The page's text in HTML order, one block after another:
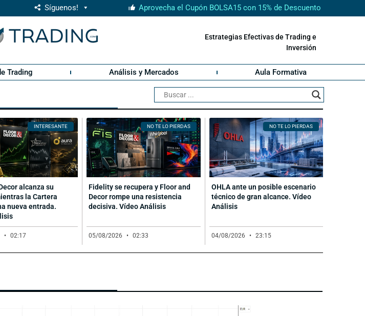
Síguenos! Aprovecha el Cupón BOLSA15 con 15% de Descuento
Estrategias Efectivas de Trading e
Inversión
Trading Análisis y Mercados Aula Formativa
INTERESANTE
alcanza su
la Cartera
nueva entrada.
02:17
NO TE LO PIERDAS
Fidelity se recupera y Floor and
Decor rompe una resistencia
decisiva. Vídeo Análisis
05/08/2026 02:33
NO TE LO PIERDAS
OHLA ante un posible escenario
técnico de gran alcance. Vídeo
Análisis
04/08/2026 23:15